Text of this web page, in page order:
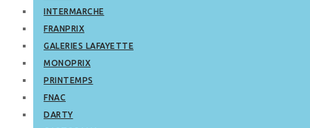
INTERMARCHE
FRANPRIX
GALERIES LAFAYETTE
MONOPRIX
PRINTEMPS
FNAC
DARTY